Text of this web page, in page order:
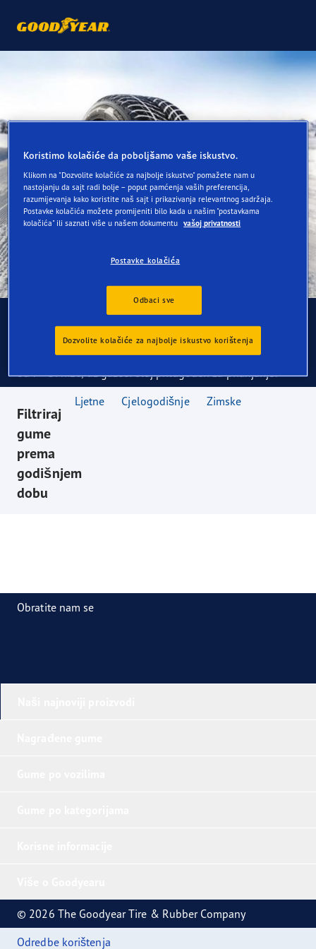
Zimske gume
Optimizirane za hladne vremenske uslove i temperature
od 7 °C i niže, uz gazeći sloj prilagođen za prianjanje.
Filtriraj
gume
prema
godišnjem
dobu
Ljetne Cjelogodišnje Zimske
Obratite nam se
© 2026 The Goodyear Tire & Rubber Company
Odredbe korištenja
Koristimo kolačiće da poboljšamo vaše iskustvo.
Klikom na "Dozvolite kolačiće za najbolje iskustvo" pomažete nam u
nastojanju da sajt radi bolje – poput pamćenja vaših preferencija,
razumijevanja kako koristite naš sajt i prikazivanja relevantnog sadržaja.
Postavke kolačića možete promijeniti bilo kada u našim "postavkama
kolačića" ili saznati više u našem dokumentu vašoj privatnosti
Postavke kolačića
Odbaci sve
Dozvolite kolačiće za najbolje iskustvo korištenja